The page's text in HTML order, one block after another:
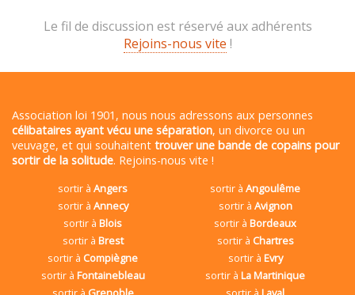
Le fil de discussion est réservé aux adhérents
Rejoins-nous vite !
Association loi 1901, nous nous adressons aux personnes
célibataires ayant vécu une séparation, un divorce ou un
veuvage, et qui souhaitent trouver une bande de copains pour
sortir de la solitude. Rejoins-nous vite !
sortir àAngers sortir àAngoulême
sortir à Annecy sortir à Avignon
sortir àBlois sortir àBordeaux
sortir à Brest sortir à Chartres
sortir à Compiègne sortir à Evry
sortir à Fontainebleau sortir àLa Martinique